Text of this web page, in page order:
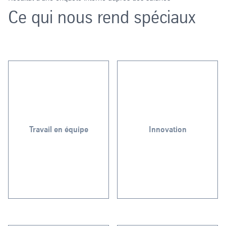
Ce qui nous rend spéciaux
Travail en équipe
d'ouverture, nos solutions
Innovation
d’innover et de maîtriser la